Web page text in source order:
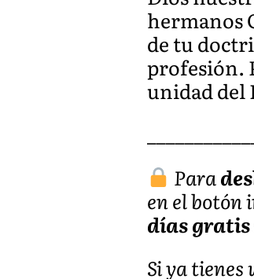
hermanos
de tu
profesión.
unidad del
Para
en el botón
días gratis
Si ya